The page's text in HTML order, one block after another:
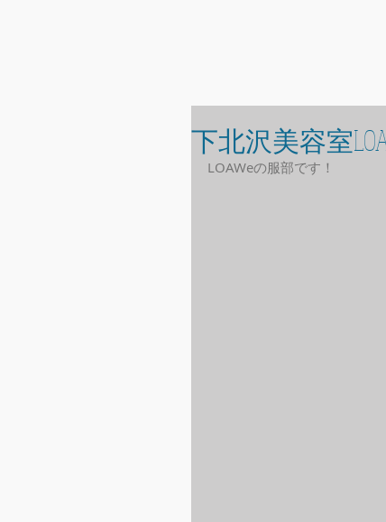
下北沢美容室
LOAWeの服部です！